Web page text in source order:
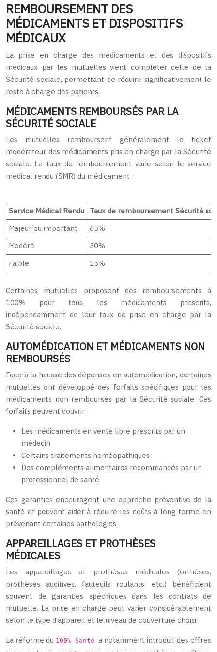
REMBOURSEMENT DES
MÉDICAMENTS ET DISPOSITIFS
MÉDICAUX
La prise en charge des médicaments et des dispositifs
médicaux par les mutuelles vient compléter celle de la
Sécurité sociale, permettant de réduire significativement le
reste à charge des patients.
MÉDICAMENTS REMBOURSÉS PAR LA
SÉCURITÉ SOCIALE
Les mutuelles remboursent généralement le ticket
modérateur des médicaments pris en charge par la Sécurité
sociale. Le taux de remboursement varie selon le service
médical rendu (SMR) du médicament :
Service Médical Rendu
Taux de remboursement Sécurité
Majeur ou important
65%
Modéré
30%
Faible
15%
Certaines mutuelles proposent des remboursements à
100% pour tous les médicaments prescrits,
indépendamment de leur taux de prise en charge par la
Sécurité sociale.
AUTOMÉDICATION ET MÉDICAMENTS NON
REMBOURSÉS
Face à la hausse des dépenses en automédication, certaines
mutuelles ont développé des forfaits spécifiques pour les
médicaments non remboursés par la Sécurité sociale. Ces
forfaits peuvent couvrir :
Les médicaments en vente libre prescrits par un
médecin
Certains traitements homéopathiques
Des compléments alimentaires recommandés par un
professionnel de santé
Ces garanties encouragent une approche préventive de la
santé et peuvent aider à réduire les coûts à long terme en
prévenant certaines pathologies.
APPAREILLAGES ET PROTHÈSES
MÉDICALES
Les appareillages et prothèses médicales (orthèses,
prothèses auditives, fauteuils roulants, etc.) bénéficient
souvent de garanties spécifiques dans les contrats de
mutuelle. La prise en charge peut varier considérablement
selon le type d’appareil et le niveau de couverture choisi.
La réforme du 100% Santé a notamment introduit des offres